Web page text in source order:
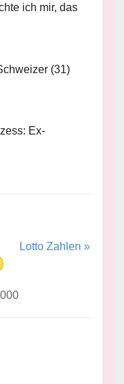
ich mir, das
(31)
Ex-
Lotto Zahlen »